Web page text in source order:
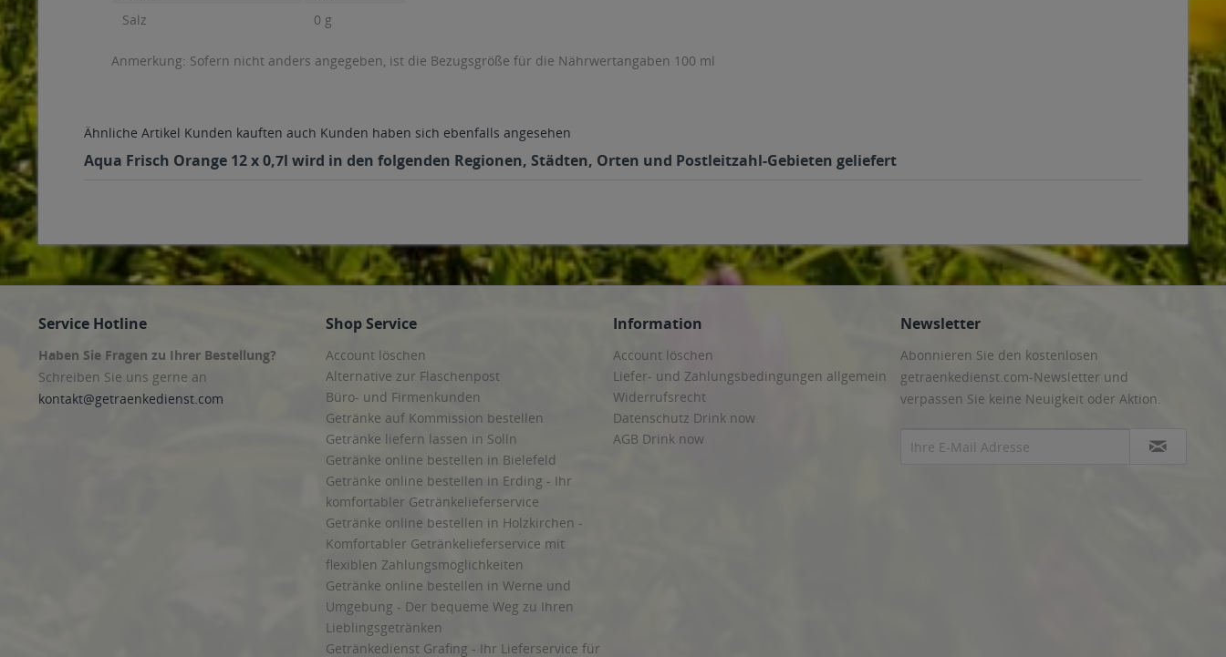
Salz
0 g
Anmerkung: Sofern nicht anders angegeben, ist die Bezugsgröße für die Nährwertangaben 100 ml
Ähnliche Artikel Kunden kauften auch Kunden haben sich ebenfalls angesehen
Aqua Frisch Orange 12 x 0,7l wird in den folgenden Regionen, Städten, Orten und Postleitzahl-Gebieten geliefert
Service Hotline
Haben Sie Fragen zu Ihrer Bestellung?
Schreiben Sie uns gerne an
kontakt@getraenkedienst.com
Shop Service
Account löschen
Alternative zur Flaschenpost
Büro- und Firmenkunden
Getränke auf Kommission bestellen
Getränke liefern lassen in Solln
Getränke online bestellen in Bielefeld
Getränke online bestellen in Erding - Ihr
komfortabler Getränkelieferservice
Getränke online bestellen in Holzkirchen -
Komfortabler Getränkelieferservice mit
flexiblen Zahlungsmöglichkeiten
Getränke online bestellen in Werne und
Umgebung - Der bequeme Weg zu Ihren
Lieblingsgetränken
Getränkedienst Grafing - Ihr Lieferservice für
Information
Account löschen
Liefer- und Zahlungsbedingungen allgemein
Widerrufsrecht
Datenschutz Drink now
AGB Drink now
Newsletter
Abonnieren Sie den kostenlosen
getraenkedienst.com-Newsletter und
verpassen Sie keine Neuigkeit oder Aktion.